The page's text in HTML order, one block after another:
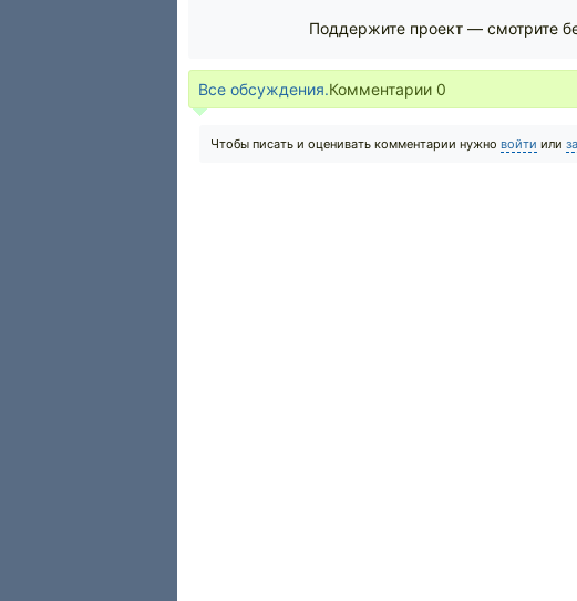
Поддержите проект — смотрите
Все обсуждения.Комментарии 0
Чтобы писать и оценивать комментарии нужно войти или